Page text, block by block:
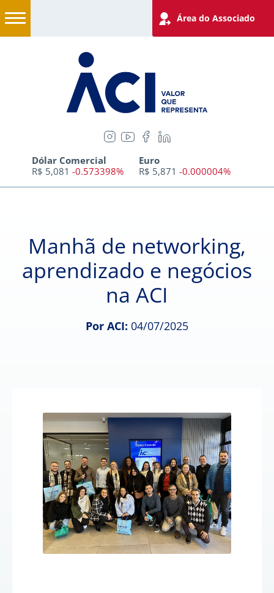
Área do Associado
Dólar Comercial
R$ 5,081 -0.573398%
Euro
R$ 5,871 -0.000004%
Manhã de networking,
aprendizado e negócios
na ACI
Por ACI: 04/07/2025